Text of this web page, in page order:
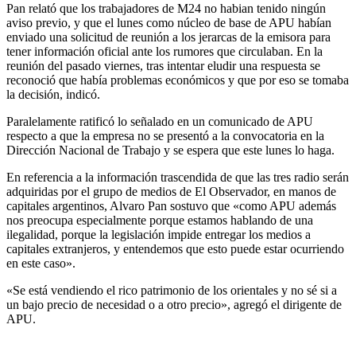
Pan relató que los trabajadores de M24 no habian tenido ningún
aviso previo, y que el lunes como núcleo de base de APU habían
enviado una solicitud de reunión a los jerarcas de la emisora para
tener información oficial ante los rumores que circulaban. En la
reunión del pasado viernes, tras intentar eludir una respuesta se
reconoció que había problemas económicos y que por eso se tomaba
la decisión, indicó.
Paralelamente ratificó lo señalado en un comunicado de APU
respecto a que la empresa no se presentó a la convocatoria en la
Dirección Nacional de Trabajo y se espera que este lunes lo haga.
En referencia a la información trascendida de que las tres radio serán
adquiridas por el grupo de medios de El Observador, en manos de
capitales argentinos, Alvaro Pan sostuvo que «como APU además
nos preocupa especialmente porque estamos hablando de una
ilegalidad, porque la legislación impide entregar los medios a
capitales extranjeros, y entendemos que esto puede estar ocurriendo
en este caso».
«Se está vendiendo el rico patrimonio de los orientales y no sé si a
un bajo precio de necesidad o a otro precio», agregó el dirigente de
APU.